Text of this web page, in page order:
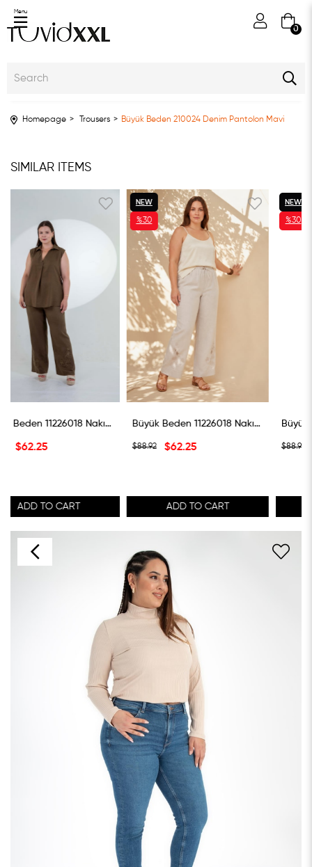
0
Menu
Homepage Trousers Büyük Beden 210024 Denim Pantolon Mavi
SIMILAR ITEMS
Büyük Beden 11226018 Nakışlı Pantolon Haki Büyük Beden 11226018 Nakışlı Pantolon Taş
$88.92
ADD TO CART
ITEM
%30
SALE
%30SALE
$88.92
ADD TO CART
NEW
ITEM
%30
SALE
%30SALE